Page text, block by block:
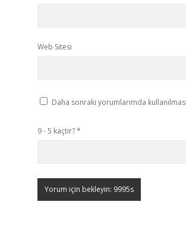
Web Sitesi
Daha sonraki yorumlarımda
9 - 5 kaçtır?*